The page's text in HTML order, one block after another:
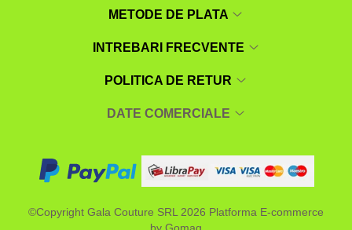
METODE DE PLATA
INTREBARI FRECVENTE
POLITICA DE RETUR
DATE COMERCIALE
©Copyright Gala Couture SRL 2026 Platforma E-commerce